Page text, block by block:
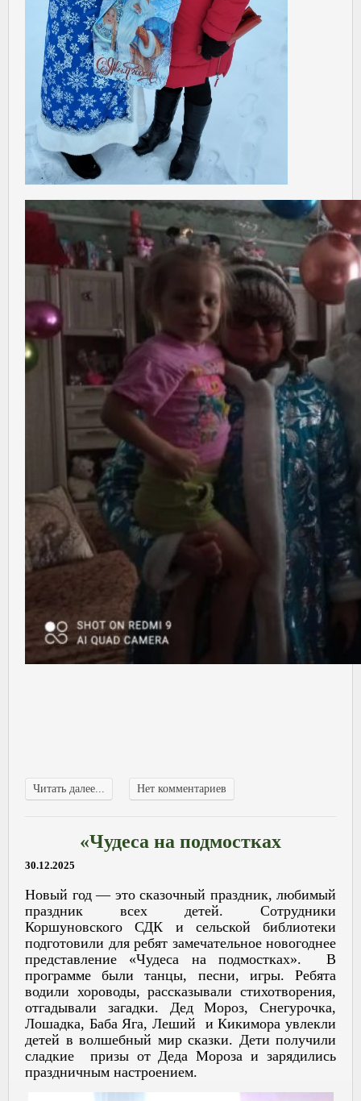
Читать далее... Нет комментариев
«Чудеса на подмостках
30.12.2025
Новый год — это сказочный праздник, любимый
праздник всех детей. Сотрудники
Коршуновского СДК и сельской библиотеки
подготовили для ребят замечательное новогоднее
представление «Чудеса на подмостках». В
программе были танцы, песни, игры. Ребята
водили хороводы, рассказывали стихотворения,
отгадывали загадки. Дед Мороз, Снегурочка,
Лошадка, Баба Яга, Леший и Кикимора увлекли
детей в волшебный мир сказки. Дети получили
сладкие призы от Деда Мороза и зарядились
праздничным настроением.